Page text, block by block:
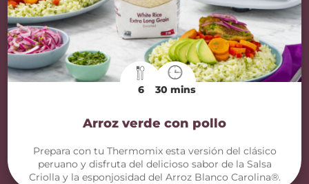
6 30 mins
Arroz verde con pollo
Prepara con tu Thermomix esta versión del clásico
peruano y disfruta del delicioso sabor de la Salsa
Criolla y la esponjosidad del Arroz Blanco Carolina®.